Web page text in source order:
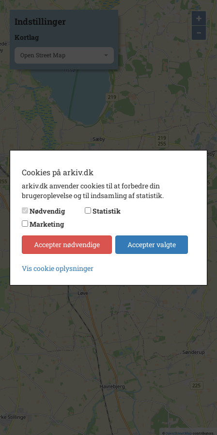
+
−
© OpenStreetMapcontributors.
Indstillinger
Kortlag
Open Street Map
Cookies på arkiv.dk
arkiv.dk anvender cookies til at forbedre din
brugeroplevelse og til indsamling af statistik.
Nødvendig
Statistik
Marketing
Accepter nødvendige Accepter valgte
Vis cookie oplysninger